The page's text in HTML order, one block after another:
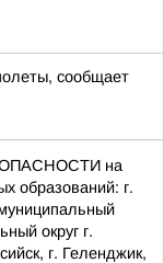
сообщает
на
образований: г.
округ г.
г. Геленджик,